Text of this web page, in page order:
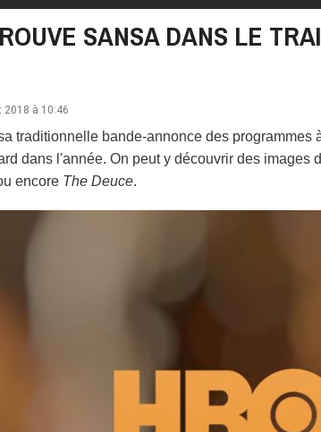
SANSA DANS LE
2018 à 10:46
traditionnelle bande-annonce des programmes
dans l'année. On peut y découvrir des images
encore The Deuce.